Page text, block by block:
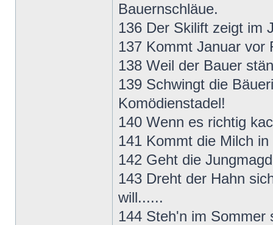
Bauernschläue.
136 Der Skilift zeigt im
137 Kommt Januar vor
138 Weil der Bauer
139 Schwingt die
Komödienstadel!
140 Wenn es richtig
141 Kommt die Milch
142 Geht die
143 Dreht der Hahn
will......
144 Steh'n im Sommer